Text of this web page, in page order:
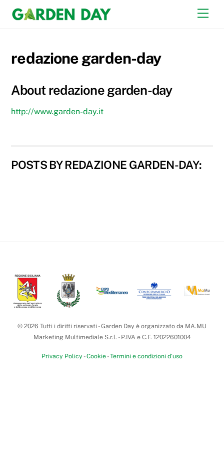
redazione garden-day
About redazione garden-day
http://www.garden-day.it
POSTS BY REDAZIONE GARDEN-DAY:
Top
© 2026 Tutti i diritti riservati - Garden Day è organizzato da MA.MU
Marketing Multimediale S.r.l. - P.IVA e C.F. 12022601004
Privacy Policy -Cookie -Termini e condizioni d'uso